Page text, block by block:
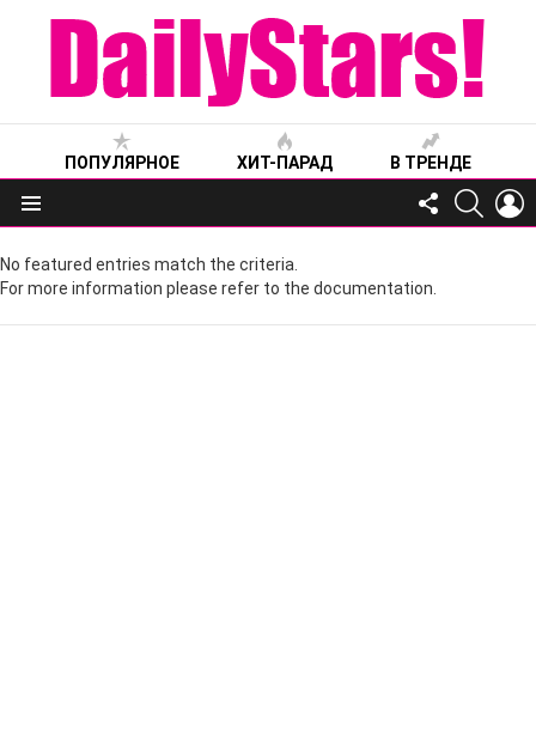
ПОПУЛЯРНОЕ ХИТ-ПАРАД В ТРЕНДЕ
Меню
FOLLOW
US
No featured entries match the criteria.
For more information please refer to the documentation.